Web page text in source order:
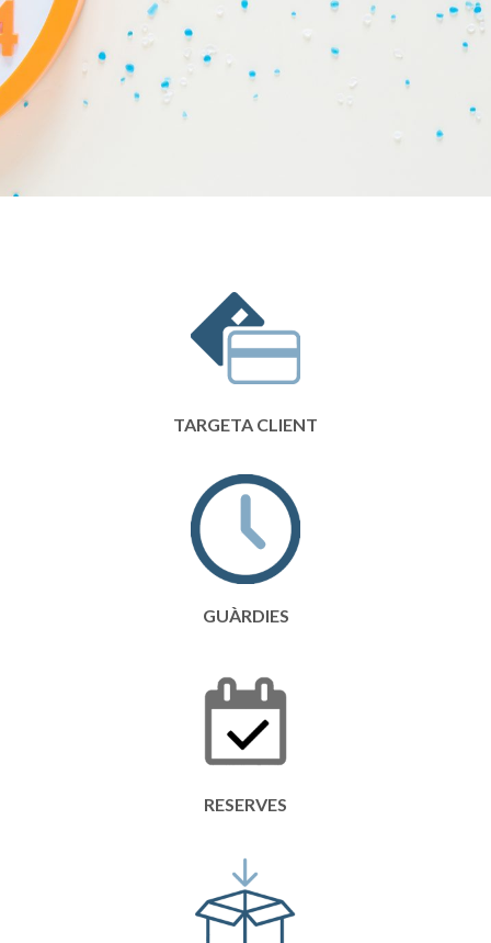
TARGETA CLIENT
GUÀRDIES
RESERVES